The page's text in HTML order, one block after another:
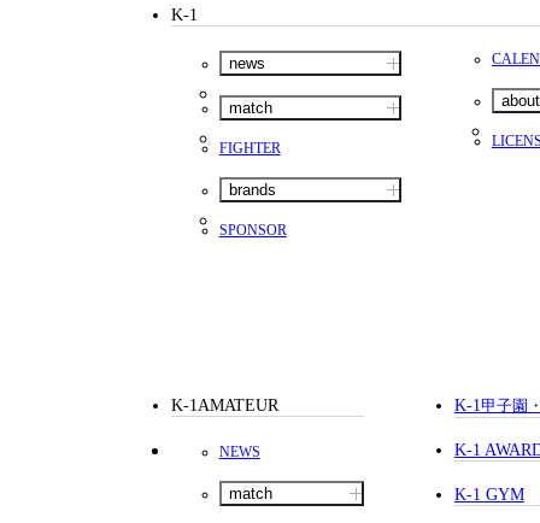
K-1
news
match
FIGHTER
brands
SPONSOR
about
K-1AMATEUR
NEWS
match
K-1甲子園
K-1
K-1 GYM